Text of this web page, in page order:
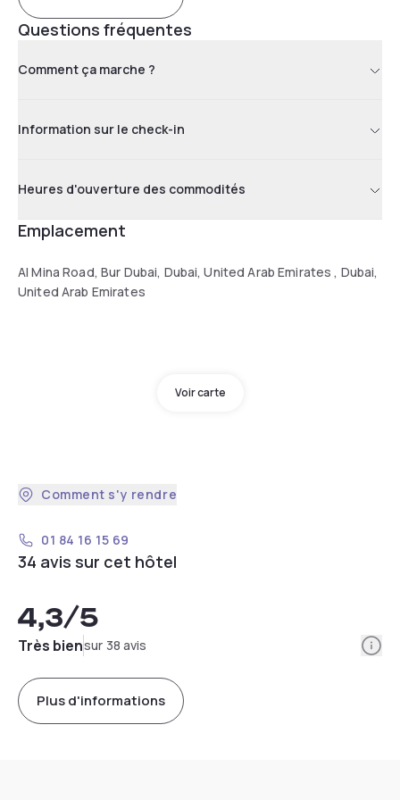
Questions fréquentes
Comment ça marche ?
Information sur le check-in
Heures d'ouverture des commodités
Emplacement
Al Mina Road, Bur Dubai, Dubai, United Arab Emirates , Dubai,
United Arab Emirates
Voir carte
Comment s'y rendre
01 84 16 15 69
34 avis sur cet hôtel
4,3/5
Très biensur 38 avis
Plus d'informations